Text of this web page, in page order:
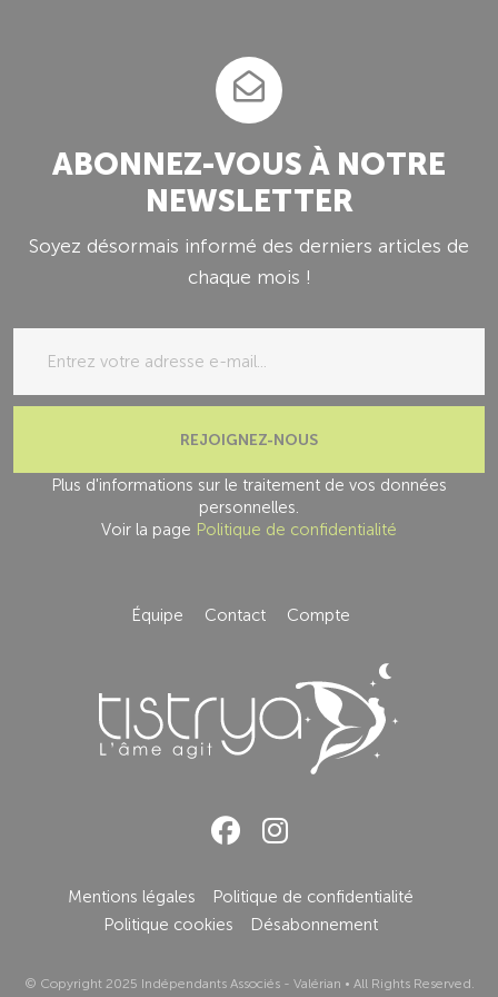
ABONNEZ-VOUS À NOTRE
NEWSLETTER
Soyez désormais informé des derniers articles de
chaque mois !
REJOIGNEZ-NOUS
Plus d'informations sur le traitement de vos données
personnelles.
Voir la page Politique de confidentialité
Équipe Contact Compte
Mentions légales
Politique de confidentialité
Politique cookies
Désabonnement
© Copyright 2025 Indépendants Associés - Valérian • All Rights Reserved.